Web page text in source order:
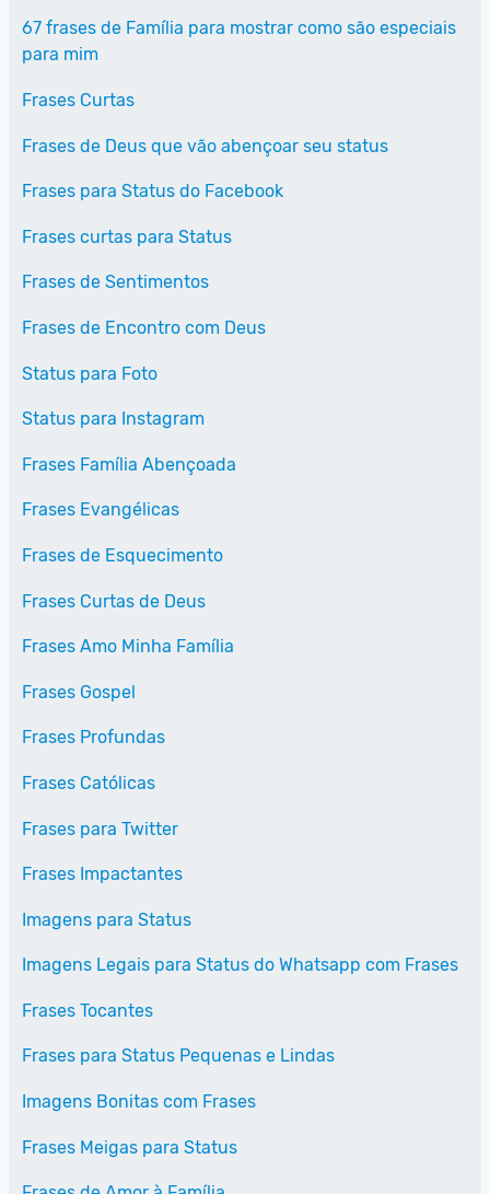
67 frases de Família para mostrar como são especiais
para mim
Frases Curtas
Frases de Deus que vão abençoar seu status
Frases para Status do Facebook
Frases curtas para Status
Frases de Sentimentos
Frases de Encontro com Deus
Status para Foto
Status para Instagram
Frases Família Abençoada
Frases Evangélicas
Frases de Esquecimento
Frases Curtas de Deus
Frases Amo Minha Família
Frases Gospel
Frases Profundas
Frases Católicas
Frases para Twitter
Frases Impactantes
Imagens para Status
Imagens Legais para Status do Whatsapp com Frases
Frases Tocantes
Frases para Status Pequenas e Lindas
Imagens Bonitas com Frases
Frases Meigas para Status